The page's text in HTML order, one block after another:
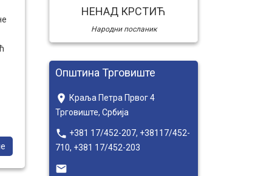
НЕНАД КРСТИЋ
Народни посланик
Општина Трговиште
place Краља Петра Првог 4
Трговиште, Србија
local_phone +381 17/452-207, +38117/452-
710, +381 17/452-203
email